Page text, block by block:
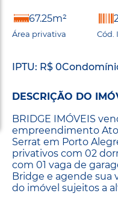
67.25m²
Área privativa Cód.
IPTU: R$ 0
DESCRIÇÃO DO
BRIDGE IMÓVEIS
empreendimento
Serrat em Porto
privativos com 02
com 01 vaga de
Bridge e agende sua
do imóvel sujeitos a